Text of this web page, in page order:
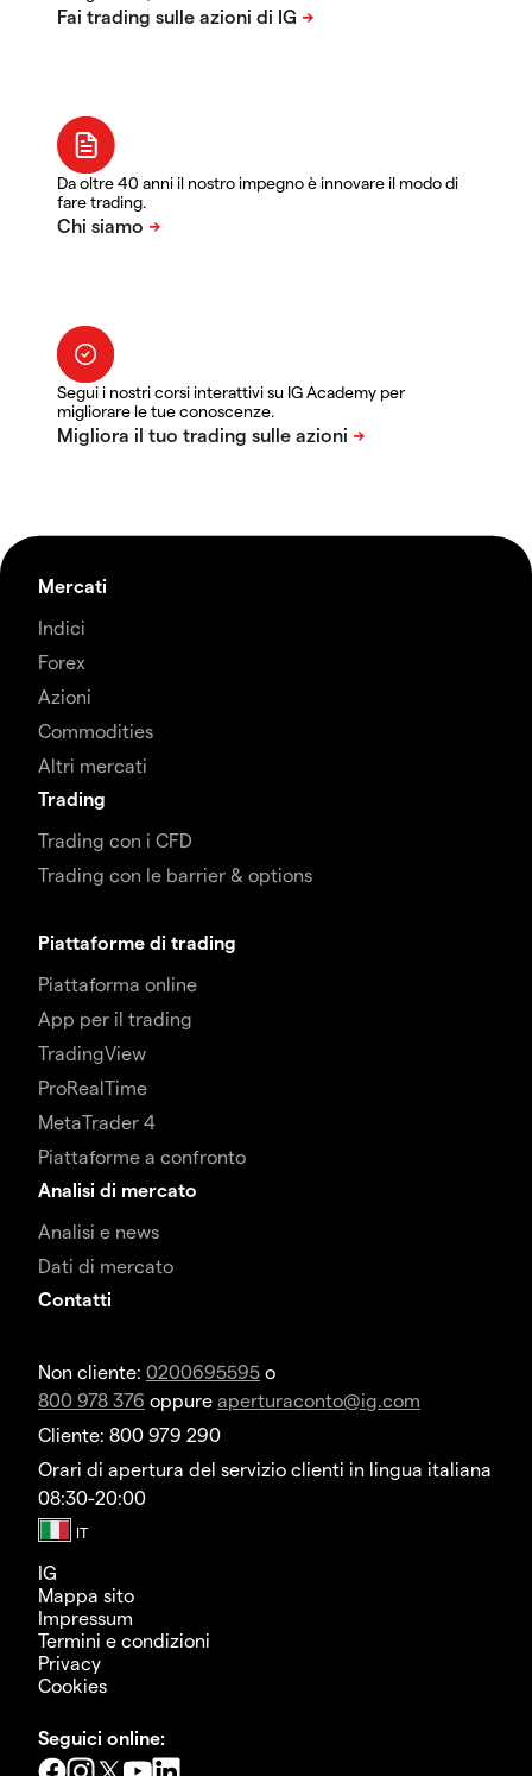
Da oltre 40 anni il nostro impegno è innovare il modo di
fare trading.
Segui i nostri corsi interattivi su IG Academy per
migliorare le tue conoscenze.
Mercati
Indici
Forex
Azioni
Commodities
Altri mercati
Trading
Trading con i CFD
Trading con le barrier & options
Piattaforme di trading
Piattaforma online
App per il trading
TradingView
ProRealTime
MetaTrader 4
Piattaforme a confronto
Analisi di mercato
Analisi e news
Dati di mercato
Contatti
Non cliente: 0200695595 o
800 978 376 oppure aperturaconto@ig.com
Cliente: 800 979 290
Orari di apertura del servizio clienti in lingua italiana
08:30-20:00
IG
Mappa sito
Impressum
Termini e condizioni
Privacy
Cookies
Seguici online: